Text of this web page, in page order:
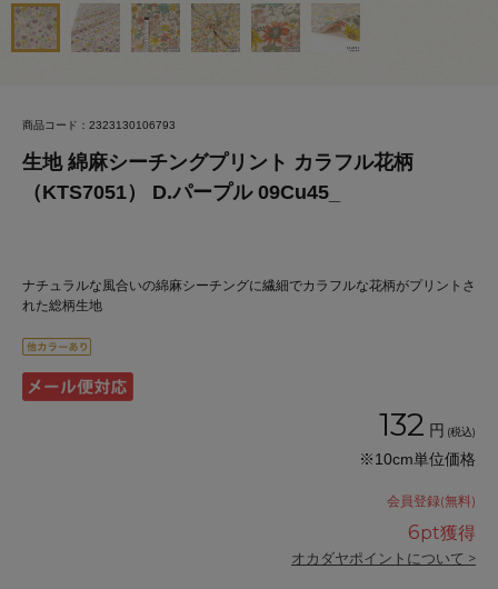
商品コード：2323130106793
生地 綿麻シーチングプリント カラフル花柄
（KTS7051） D.パープル 09Cu45_
ナチュラルな風合いの綿麻シーチングに繊細でカラフルな花柄がプリントさ
れた総柄生地
132 円 (税込)
※10cm単位価格
会員登録(無料)
6pt獲得
オカダヤポイントについて >